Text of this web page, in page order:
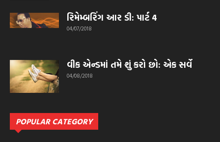
રિમેમ્બરિંગ આર ડી: પાર્ટ 4
04/07/2018
વીક એન્ડમાં તમે શું કરો છો: એક સર્વે
04/08/2018
POPULAR CATEGORY